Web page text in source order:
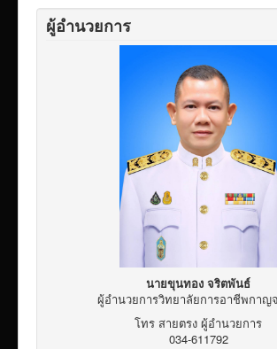
ข้อมูลเปิดเผยต่อสาธารณะ ita 2569
ผู้อำนวยการ
นายขุนทอง จริตพันธ์
ผู้อำนวยการวิทยาลัยการอาชีพกาญ
โทร สายตรง ผู้อำนวยการ
034-611792